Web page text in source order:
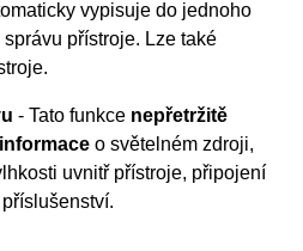
vypisuje do jednoho
přístroje. Lze také
- Tato funkce nepřetržitě
o světelném zdroji,
uvnitř přístroje, připojení